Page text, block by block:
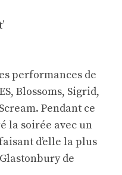
performances de
Blossoms, Sigrid,
Pendant ce
la soirée avec un
d’elle la plus
de